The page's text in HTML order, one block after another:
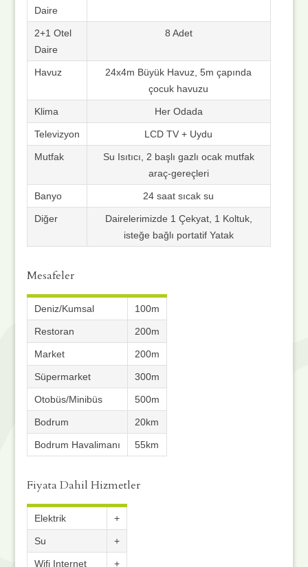
Daire
2+1 Otel
Daire
8 Adet
Havuz
24x4m Büyük Havuz, 5m çapında
çocuk havuzu
Klima Her Odada
Televizyon LCD TV + Uydu
Mutfak
Su Isıtıcı, 2 başlı gazlı ocak mutfak
araç-gereçleri
Banyo 24 saat sıcak su
Diğer
Dairelerimizde 1 Çekyat, 1 Koltuk,
isteğe bağlı portatif Yatak
Mesafeler
Deniz/Kumsal 100m
Restoran 200m
Market 200m
Süpermarket 300m
Otobüs/Minibüs 500m
Bodrum 20km
Bodrum Havalimanı 55km
Fiyata Dahil Hizmetler
Elektrik +
Su +
Wifi Internet +